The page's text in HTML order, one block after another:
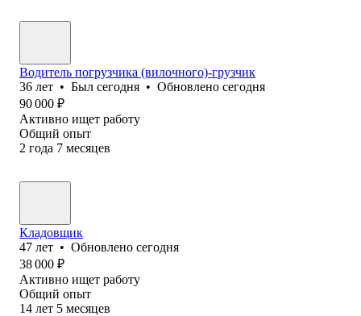
Водитель погрузчика (вилочного)-грузчик
36 лет • Был сегодня • Обновлено сегодня
90 000 ₽
Активно ищет работу
Общий опыт
2 года 7 месяцев
Кладовщик
47 лет • Обновлено сегодня
38 000 ₽
Активно ищет работу
Общий опыт
14 лет 5 месяцев